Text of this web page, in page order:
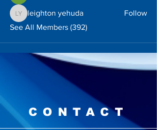
leighton yehuda
leighton yehuda
Follow
See All Members (392)
CONTACT